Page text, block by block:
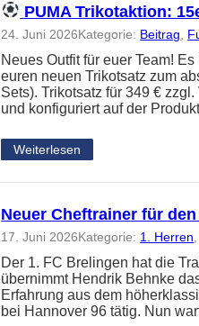
PUMA Trikotaktion:
24. Juni 2026Kategorie: Beitrag
Neues Outfit für euer Team!
euren neuen Trikotsatz zum
Sets). Trikotsatz für 349 €
und konfiguriert auf der
Weiterlesen
Neuer Cheftrainer für
17. Juni 2026Kategorie: 1. Herren
Der 1. FC Brelingen hat die
übernimmt Hendrik Behnke
Erfahrung aus dem
bei Hannover 96 tätig. Nun